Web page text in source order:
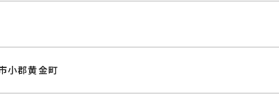
小郡黄金町